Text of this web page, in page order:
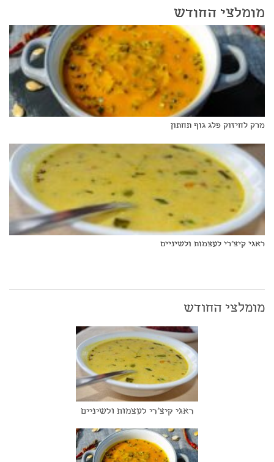
מומלצי החודש
מרק לחיזוק פלג גוף תחתון
ראגי קיצ'רי לעצמות ולשיניים
מומלצי החודש
ראגי קיצ'רי לעצמות ולשיניים